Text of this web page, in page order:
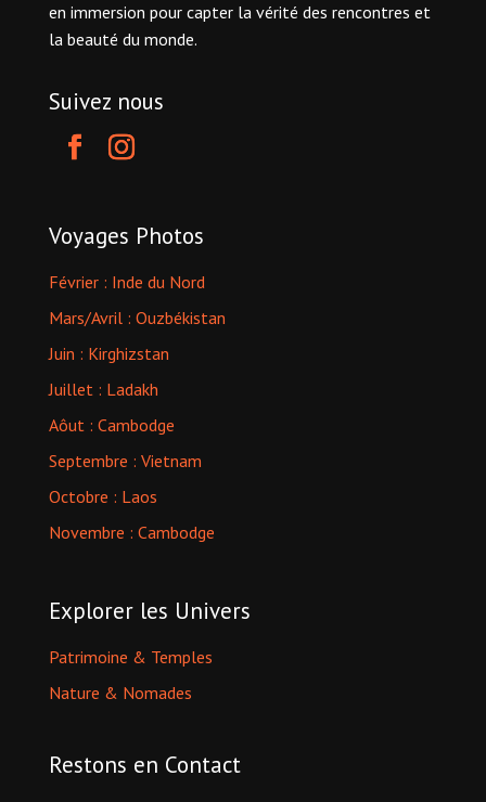
en immersion pour capter la vérité des rencontres et
la beauté du monde.
Suivez nous
Voyages Photos
Février : Inde du Nord
Mars/Avril : Ouzbékistan
Juin : Kirghizstan
Juillet : Ladakh
Aôut : Cambodge
Septembre : Vietnam
Octobre : Laos
Novembre : Cambodge
Explorer les Univers
Patrimoine & Temples
Nature & Nomades
Restons en Contact